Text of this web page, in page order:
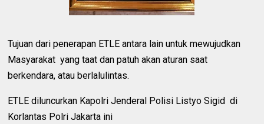
Tujuan dari penerapan ETLE antara lain untuk mewujudkan
Masyarakat yang taat dan patuh akan aturan saat
berkendara, atau berlalulintas.
ETLE diluncurkan Kapolri Jenderal Polisi Listyo Sigid di
Korlantas Polri Jakarta ini